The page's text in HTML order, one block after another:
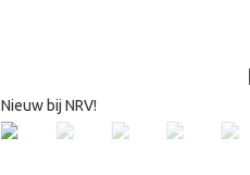
Nieuw bij NRV!